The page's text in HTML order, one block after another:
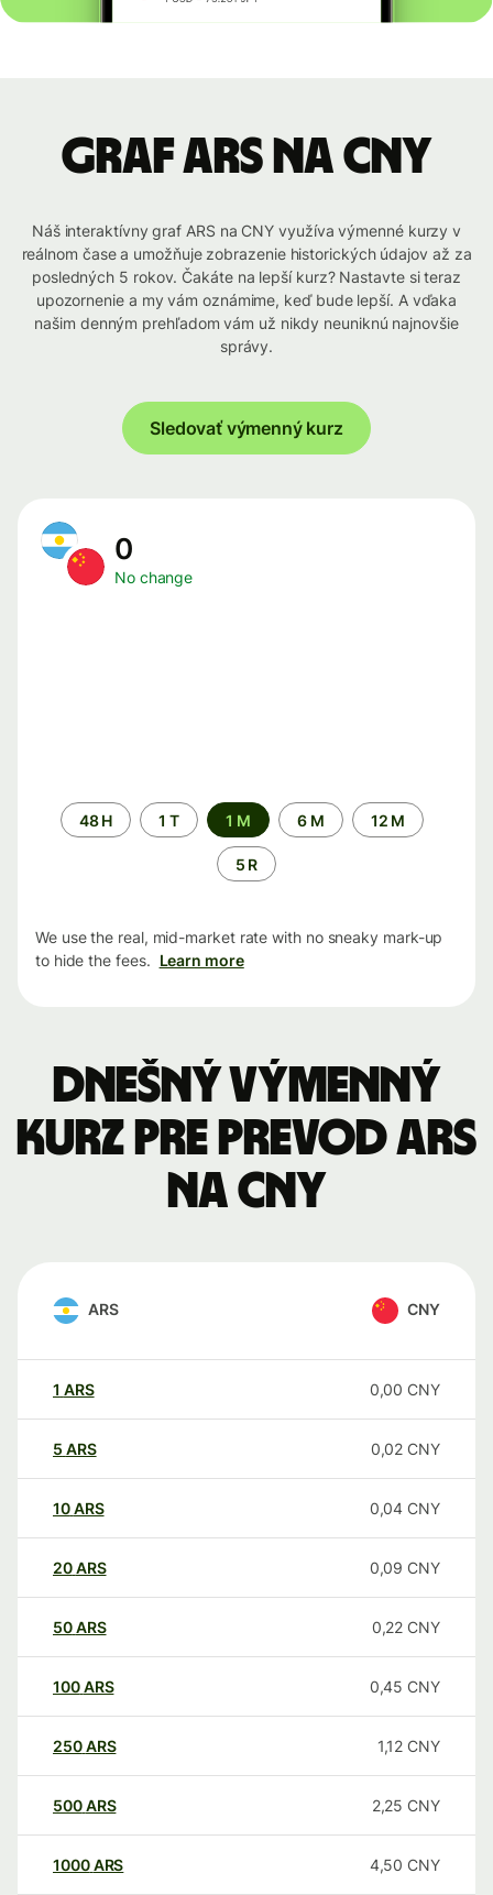
graf ARS na CNY
Náš interaktívny graf ARS na CNY využíva výmenné kurzy v
reálnom čase a umožňuje zobrazenie historických údajov až za
posledných 5 rokov. Čakáte na lepší kurz? Nastavte si teraz
upozornenie a my vám oznámime, keď bude lepší. A vďaka
našim denným prehľadom vám už nikdy neuniknú najnovšie
správy.
Sledovať výmenný kurz
0
No change
Time
period
48 H 1 T 1 M 6 M 12 M
5 R
We use the real, mid-market rate with no sneaky mark-up
to hide the fees. Learn more
Dnešný výmenný
kurz pre prevod ARS
na CNY
ARS CNY
1 ARS 0,00 CNY
5 ARS 0,02 CNY
10ARS 0,04 CNY
20ARS 0,09 CNY
50ARS 0,22 CNY
100ARS 0,45 CNY
250ARS 1,12 CNY
500ARS 2,25 CNY
1000ARS 4,50 CNY